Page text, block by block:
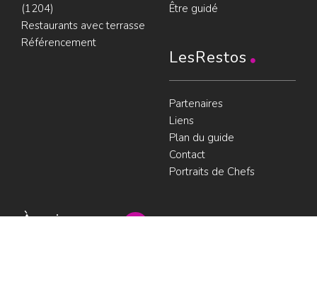
(1204)
Restaurants avec terrasse
Référencement
Être guidé
LesRestos
Partenaires
Liens
Plan du guide
Contact
Portraits de Chefs
À voir